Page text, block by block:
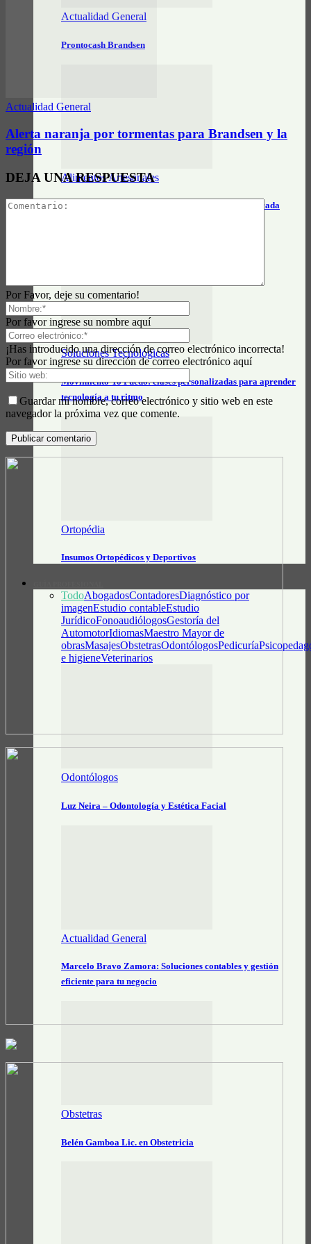
Actualidad General
Prontocash Brandsen
Alimentos Artesanales
Salsa Brandsen: el sabor artesanal que transforma cada
Soluciones Tecnológicas
Movimiento Yo Puedo: clases personalizadas para aprender
tecnología a tu ritmo
Ortopédia
Insumos Ortopédicos y Deportivos
TodoAbogadosContadoresDiagnóstico por
imagenEstudio contableEstudio
JurídicoFonoaudiólogosGestoría del
AutomotorIdiomasMaestro Mayor de
obrasMasajesObstetrasOdontólogosPedicuría
e higieneVeterinarios
Odontólogos
Luz Neira – Odontología y Estética Facial
Actualidad General
Marcelo Bravo Zamora: Soluciones contables y gestión
eficiente para tu negocio
Obstetras
Belén Gamboa Lic. en Obstetricia
Actualidad General
Alerta naranja por tormentas para Brandsen y la
región
DEJA UNA RESPUESTA
Por Favor, deje su comentario!
Por favor ingrese su nombre aquí
¡Has introducido una dirección de correo electrónico incorrecta!
Por favor ingrese su dirección de correo electrónico aquí
Guardar mi nombre, correo electrónico y sitio web en este
navegador la próxima vez que comente.